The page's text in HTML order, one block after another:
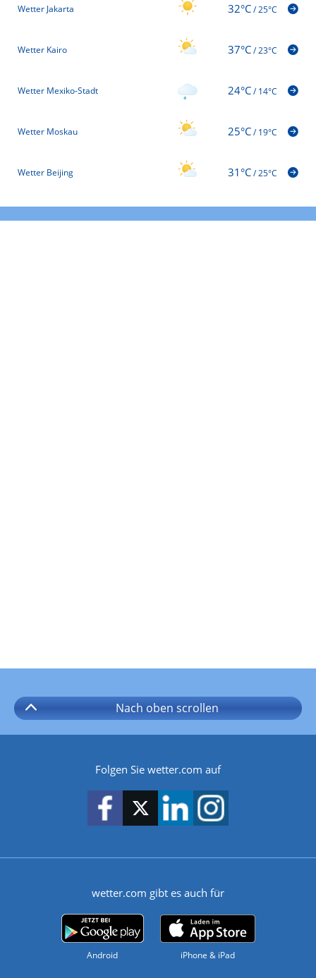
Wetter Jakarta 32°C/25°C
Wetter Kairo 37°C/23°C
Wetter Mexiko-Stadt 24°C/14°C
Wetter Moskau 25°C/19°C
Wetter Beijing 31°C/25°C
Nach oben scrollen
Folgen Sie wetter.com auf
wetter.com gibt es auch für
Android iPhone & iPad